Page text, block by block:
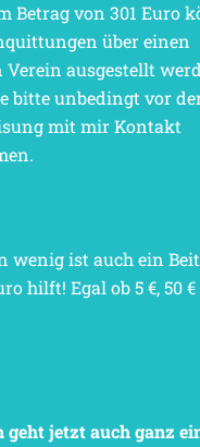
Betrag von 301 Euro
über einen
Verein ausgestellt
bitte unbedingt vor
mit mir Kontakt
wenig ist auch ein
hilft! Egal ob 5 €, 50
geht jetzt auch ganz